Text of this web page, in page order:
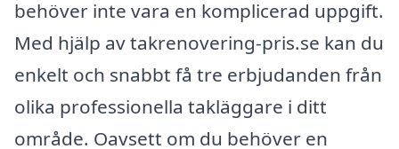
behöver inte vara en komplicerad uppgift.
Med hjälp av takrenovering-pris.se kan du
enkelt och snabbt få tre erbjudanden från
olika professionella takläggare i ditt
område. Oavsett om du behöver en